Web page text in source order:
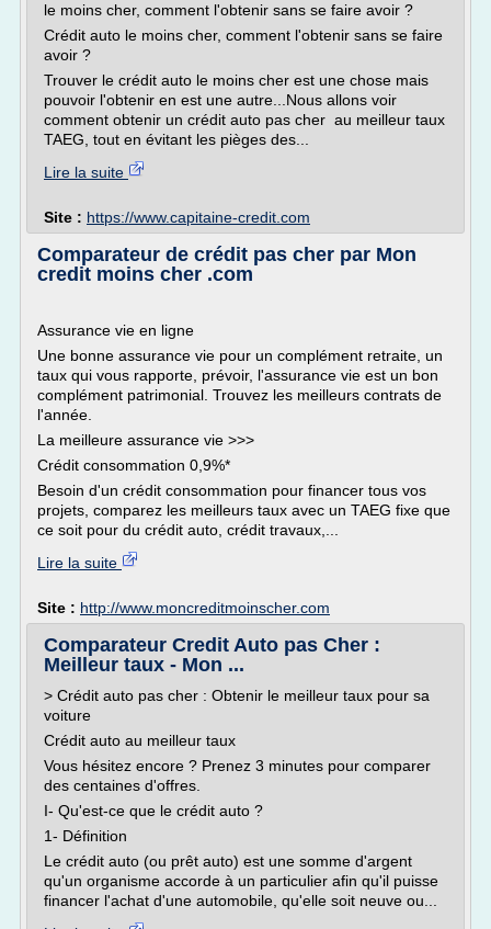
le moins cher, comment l'obtenir sans se faire avoir ?
Crédit auto le moins cher, comment l'obtenir sans se faire
avoir ?
Trouver le crédit auto le moins cher est une chose mais
pouvoir l'obtenir en est une autre...Nous allons voir
comment obtenir un crédit auto pas cher au meilleur taux
TAEG, tout en évitant les pièges des...
Lire la suite
Site : https://www.capitaine-credit.com
Comparateur de crédit pas cher par Mon
credit moins cher .com
Assurance vie en ligne
Une bonne assurance vie pour un complément retraite, un
taux qui vous rapporte, prévoir, l'assurance vie est un bon
complément patrimonial. Trouvez les meilleurs contrats de
l'année.
La meilleure assurance vie >>>
Crédit consommation 0,9%*
Besoin d'un crédit consommation pour financer tous vos
projets, comparez les meilleurs taux avec un TAEG fixe que
ce soit pour du crédit auto, crédit travaux,...
Lire la suite
Site : http://www.moncreditmoinscher.com
Comparateur Credit Auto pas Cher :
Meilleur taux - Mon ...
> Crédit auto pas cher : Obtenir le meilleur taux pour sa
voiture
Crédit auto au meilleur taux
Vous hésitez encore ? Prenez 3 minutes pour comparer
des centaines d'offres.
I- Qu'est-ce que le crédit auto ?
1- Définition
Le crédit auto (ou prêt auto) est une somme d'argent
qu'un organisme accorde à un particulier afin qu'il puisse
financer l'achat d'une automobile, qu'elle soit neuve ou...